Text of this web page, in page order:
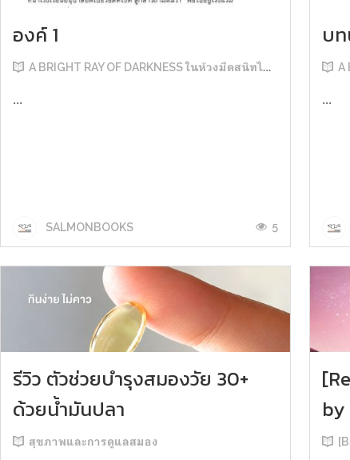
องค์ 1
A BRIGHT RAY OF DARKNESS ในห้วงมืดสนิทไม่มิดแสง
...
SALMONBOOKS 5
บ
A
...
รีวิว ตัวช่วยบำรุงสมองวัย 30+
ด้วยน้ำมันปลา
สุขภาพและการดูแลสมอง
by